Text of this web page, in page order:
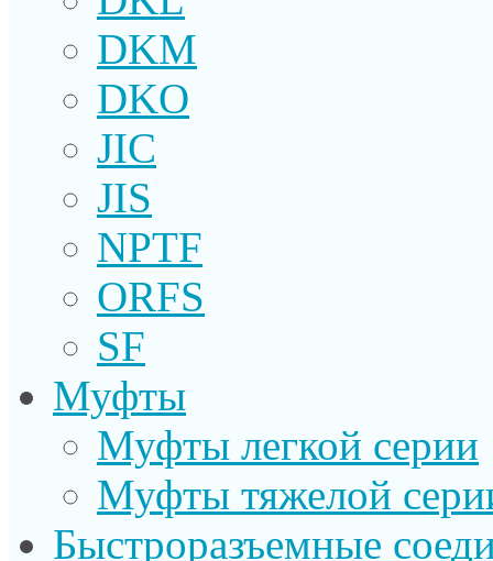
DKM
DKO
JIC
JIS
NPTF
ORFS
SF
Муфты
Муфты легкой серии
Муфты тяжелой
Быстроразъемные